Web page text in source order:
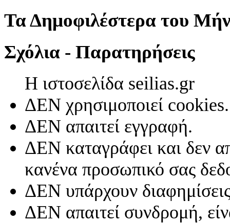
Τα Δημοφιλέστερα του
Σχόλια - Παρατηρήσεις
Η ιστοσελίδα seilias.gr
ΔΕΝ χρησιμοποιεί cookies.
ΔΕΝ απαιτεί εγγραφή.
ΔΕΝ καταγράφει και δεν
κανένα προσωπικό σας
ΔΕΝ υπάρχουν
ΔΕΝ απαιτεί συνδρομή,